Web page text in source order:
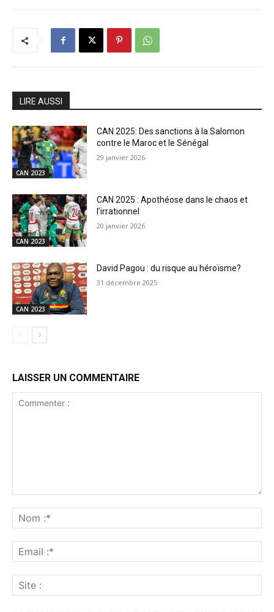
LIRE AUSSI
CAN 2023
CAN 2025: Des sanctions à la Salomon
contre le Maroc et le Sénégal
29 janvier 2026
CAN 2023
CAN 2025 : Apothéose dans le chaos et
l’irrationnel
20 janvier 2026
CAN 2023
David Pagou : du risque au héroïsme?
31 décembre 2025
LAISSER UN COMMENTAIRE
:*
:*
: